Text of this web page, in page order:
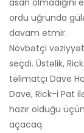
asan
ordu uğrunda
davam etmir.
Növbətçi
seçdi. Üstəlik,
təlimatçı Dave
Dave, Rick-i Pat
hazır olduğu
açacaq.